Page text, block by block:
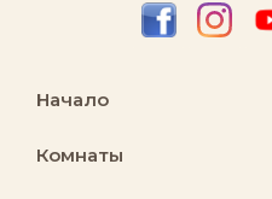
Начало
Комнаты